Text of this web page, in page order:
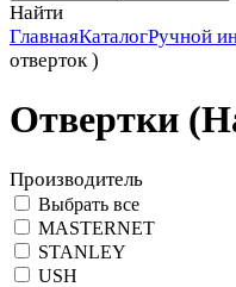
Найти
ГлавнаяКаталогРучной
отверток )
Отвертки
Производитель
Выбрать все
MASTERNET
STANLEY
USH